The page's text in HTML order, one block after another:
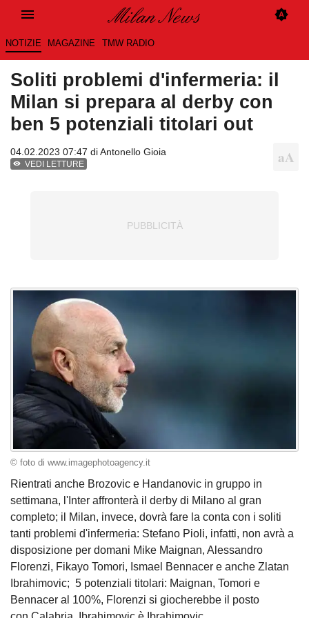
NOTIZIE MAGAZINE TMW RADIO
Soliti problemi d'infermeria: il
Milan si prepara al derby con
ben 5 potenziali titolari out
04.02.2023 07:47 diAntonello Gioia
VEDI LETTURE
© foto di www.imagephotoagency.it
Rientrati anche Brozovic e Handanovic in gruppo in
settimana, l'Inter affronterà il derby di Milano al gran
completo; il Milan, invece, dovrà fare la conta con i soliti
tanti problemi d'infermeria: Stefano Pioli, infatti, non avrà a
disposizione per domani Mike Maignan, Alessandro
Florenzi, Fikayo Tomori, Ismael Bennacer e anche Zlatan
Ibrahimovic; 5 potenziali titolari: Maignan, Tomori e
Bennacer al 100%, Florenzi si giocherebbe il posto